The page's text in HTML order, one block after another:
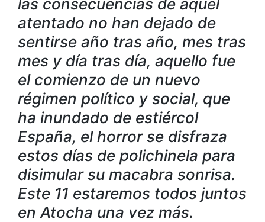
atentado no han dejado de
sentirse año tras año, mes tras
mes y día tras día, aquello fue
el comienzo de un nuevo
régimen político y social, que
ha inundado de estiércol
España, el horror se disfraza
estos días de polichinela para
disimular su macabra sonrisa.
Este 11 estaremos todos juntos
en Atocha una vez más.